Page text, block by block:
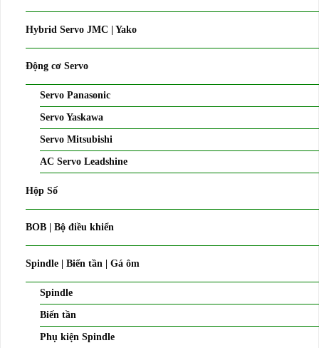
Hybrid Servo JMC | Yako
Động cơ Servo
Servo Panasonic
Servo Yaskawa
Servo Mitsubishi
AC Servo Leadshine
Hộp Số
BOB | Bộ điều khiển
Spindle | Biến tần | Gá ôm
Spindle
Biến tần
Phụ kiện Spindle